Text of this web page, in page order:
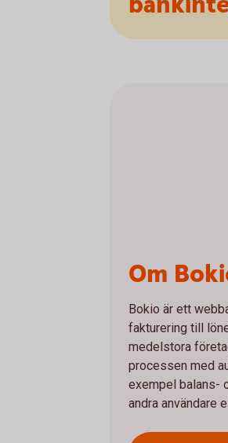
Om
Bokio är ett
fakturering till
medelstora
processen med
exempel balans-
andra användare